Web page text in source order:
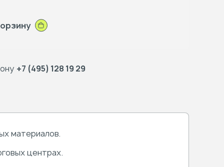
+7 (495) 128 19 29
материалов.
центрах.